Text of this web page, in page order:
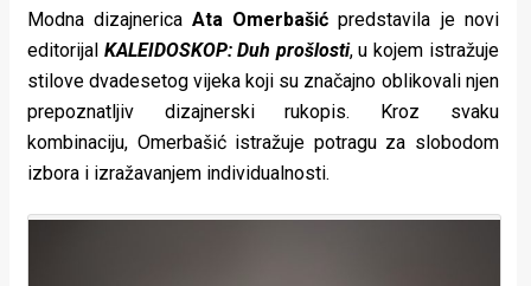
Život
pokretu
Ideje
koje
Modna dizajnericaAta Omerbašić predstavila je novi
editorijal KALEIDOSKOP: Duh prošlosti, u kojem istražuje
stilove dvadesetog vijeka koji su značajno oblikovali njen
prepoznatljiv dizajnerski rukopis. Kroz svaku
kombinaciju, Omerbašić istražuje potragu za slobodom
izbora i izražavanjem individualnosti.